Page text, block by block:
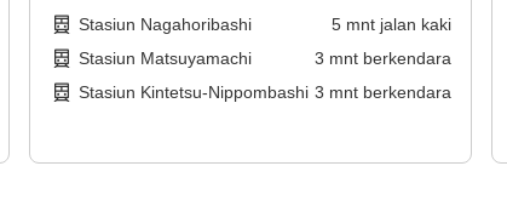
Stasiun Nagahoribashi 5mnt jalan kaki
Stasiun Matsuyamachi
3 mnt berkendara
Stasiun Kintetsu-Nippombashi 3 mnt berkendara